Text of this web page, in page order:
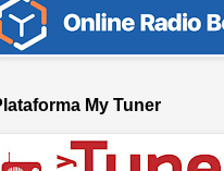
My Tuner